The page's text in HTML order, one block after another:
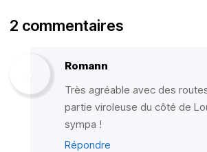
2 commentaires
Romann
Très agréable avec des
partie viroleuse du côté de
sympa !
Répondre